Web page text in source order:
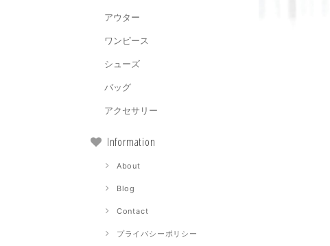
アウター
ワンピース
シューズ
バッグ
アクセサリー
Information
About
Blog
Contact
プライバシーポリシー